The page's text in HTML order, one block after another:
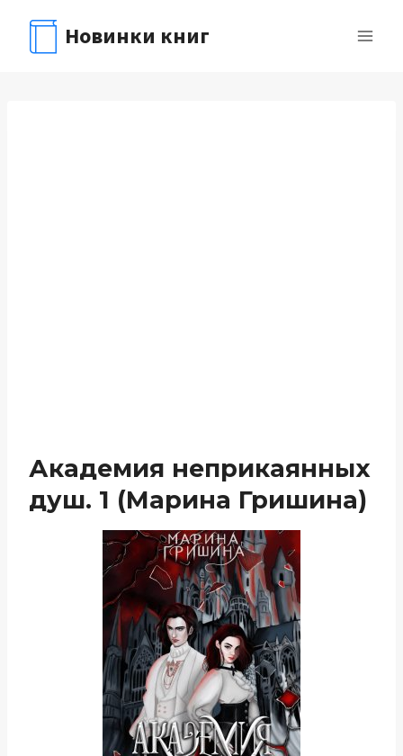
содержимому
Новинки книг
Академия неприкаянных
душ. 1 (Марина Гришина)